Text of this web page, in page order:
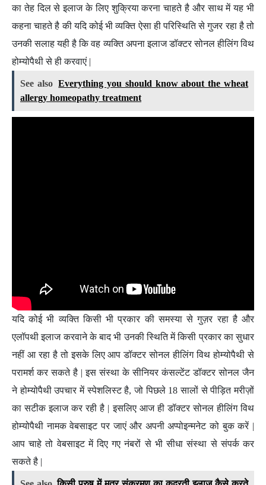
का तेह दिल से इलाज के लिए शुक्रिया करना चाहते है और साथ में यह भी
कहना चाहते है की यदि कोई भी व्यक्ति ऐसा ही परिस्थिति से गुजर रहा है तो
उनकी सलाह यही है कि वह व्यक्ति अपना इलाज डॉक्टर सोनल हीलिंग विथ
होम्योपैथी से ही करवाएं |
See also Everything you should know about the wheat
allergy homeopathy treatment
यदि कोई भी व्यक्ति किसी भी प्रकार की समस्या से गुज़र रहा है और
एलॉपथी इलाज करवाने के बाद भी उनकी स्थिति में किसी प्रकार का सुधार
नहीं आ रहा है तो इसके लिए आप डॉक्टर सोनल हीलिंग विथ होम्योपैथी से
परामर्श कर सकते है | इस संस्था के सीनियर कंसल्टेंट डॉक्टर सोनल जैन
ने होम्योपैथी उपचार में स्पेशलिस्ट है, जो पिछले 18 सालों से पीड़ित मरीज़ों
का सटीक इलाज कर रही है | इसलिए आज ही डॉक्टर सोनल हीलिंग विथ
होम्योपैथी नामक वेबसाइट पर जाएं और अपनी अप्पोइन्मनेट को बुक करें |
आप चाहे तो वेबसाइट में दिए गए नंबरों से भी सीधा संस्था से संपर्क कर
सकते है |